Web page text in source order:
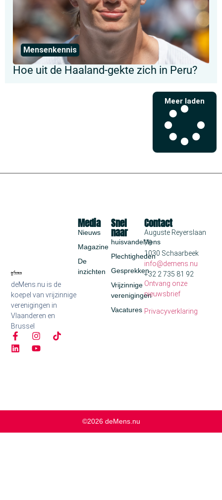
Mensenkennis
Hoe uit de Haaland-gekte zich in Peru?
Meer laden
deMens.nu is de
koepel van vrijzinnige
verenigingen in
Vlaanderen en
Brussel
Snel
naar
huisvandeMens
Plechtigheden
Gesprekken
Vrijzinnige
verenigingen
Vacatures
Media
Nieuws
Magazine
De
inzichten
Contact
Auguste Reyerslaan
70
1030 Schaarbeek
info@demens.nu
+32 2 735 81 92
Ontvang onze
nieuwsbrief
Privacyverklaring
©2026 deMens.nu